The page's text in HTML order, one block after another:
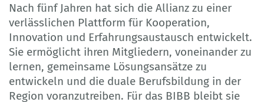
Nach fünf Jahren hat sich die Allianz zu einer
verlässlichen Plattform für Kooperation,
Innovation und Erfahrungsaustausch entwickelt.
Sie ermöglicht ihren Mitgliedern, voneinander zu
lernen, gemeinsame Lösungsansätze zu
entwickeln und die duale Berufsbildung in der
Region voranzutreiben. Für das BIBB bleibt sie